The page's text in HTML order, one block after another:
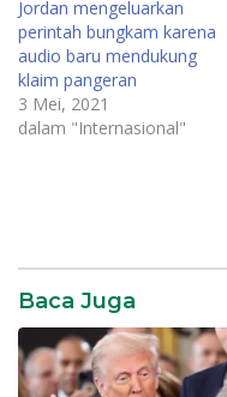
menit membacaBagikan ke
FacebookBagikan ke
TwitterKirim artikel ini lewat
emailSANAA, Yaman -
Pertempuran…
Jordan mengeluarkan
perintah bungkam karena
audio baru mendukung
klaim pangeran
3 Mei, 2021
dalam "Internasional"
Baca Juga